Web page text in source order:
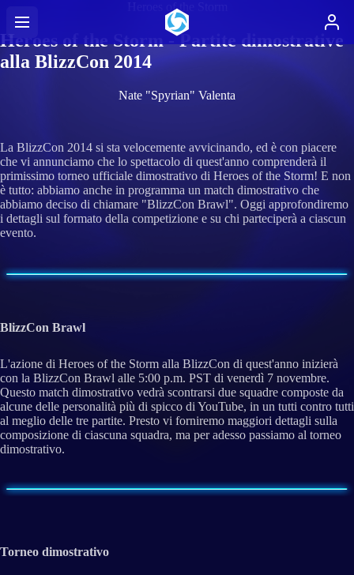
Heroes of the Storm
Heroes of the Storm - Partite dimostrative
alla BlizzCon 2014
Nate "Spyrian" Valenta
La BlizzCon 2014 si sta velocemente avvicinando, ed è con piacere
che vi annunciamo che lo spettacolo di quest'anno comprenderà il
primissimo torneo ufficiale dimostrativo di Heroes of the Storm! E non
è tutto: abbiamo anche in programma un match dimostrativo che
abbiamo deciso di chiamare "BlizzCon Brawl". Oggi approfondiremo
i dettagli sul formato della competizione e su chi parteciperà a ciascun
evento.
BlizzCon Brawl
L'azione di Heroes of the Storm alla BlizzCon di quest'anno inizierà
con la BlizzCon Brawl alle 5:00 p.m. PST di venerdì 7 novembre.
Questo match dimostrativo vedrà scontrarsi due squadre composte da
alcune delle personalità più di spicco di YouTube, in un tutti contro tutti
al meglio delle tre partite. Presto vi forniremo maggiori dettagli sulla
composizione di ciascuna squadra, ma per adesso passiamo al torneo
dimostrativo.
Torneo dimostrativo